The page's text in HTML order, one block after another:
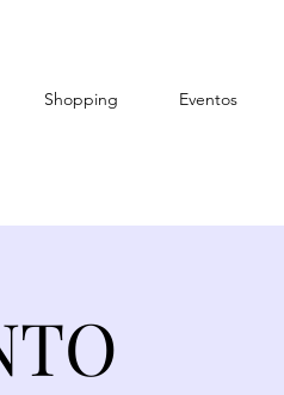
Shopping Eventos